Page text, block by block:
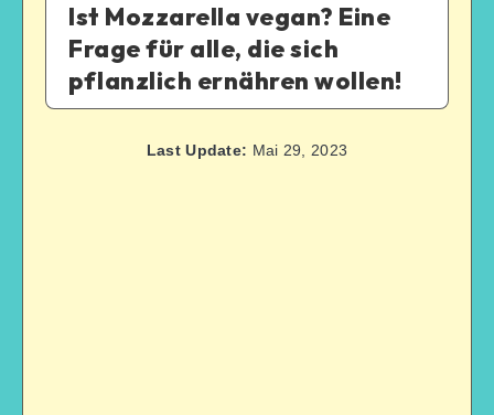
Ist Mozzarella vegan? Eine
Frage für alle, die sich
pflanzlich ernähren wollen!
Last Update: Mai 29, 2023